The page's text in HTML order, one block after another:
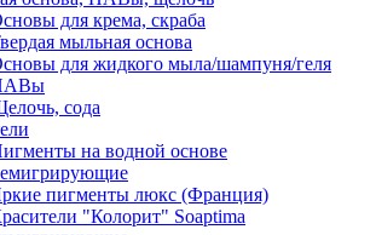
для крема, скраба
мыльная основа
для жидкого мыла/шампуня/геля
сода
на водной основе
пигменты люкс (Франция)
"Колорит" Soaptima